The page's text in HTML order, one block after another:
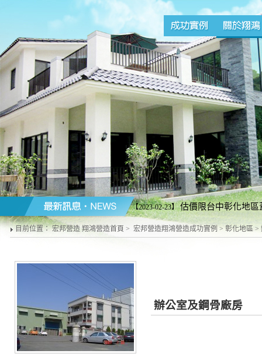
【2023-02-23】 估價限台中彰化地
營造商配合施工請勿來電)。台中
目前位置： 宏邦營造 翔鴻營造首頁 > 宏邦營造翔鴻營造成功實例 > 彰化地區 >
辦公室及鋼骨廠房